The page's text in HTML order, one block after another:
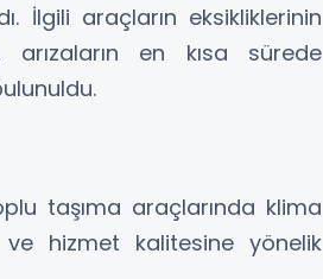
İlgili araçların eksikliklerinin
arızaların en kısa sürede
taşıma araçlarında klima
hizmet kalitesine yönelik